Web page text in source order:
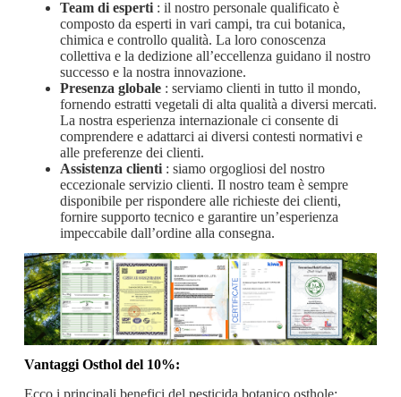
Team di esperti: il nostro personale qualificato è
composto da esperti in vari campi, tra cui botanica,
chimica e controllo qualità. La loro conoscenza
collettiva e la dedizione all’eccellenza guidano il nostro
successo e la nostra innovazione.
Presenza globale: serviamo clienti in tutto il mondo,
fornendo estratti vegetali di alta qualità a diversi mercati.
La nostra esperienza internazionale ci consente di
comprendere e adattarci ai diversi contesti normativi e
alle preferenze dei clienti.
Assistenza clienti: siamo orgogliosi del nostro
eccezionale servizio clienti. Il nostro team è sempre
disponibile per rispondere alle richieste dei clienti,
fornire supporto tecnico e garantire un’esperienza
impeccabile dall’ordine alla consegna.
Vantaggi Osthol del 10%:
Ecco i principali benefici del pesticida botanico osthole: